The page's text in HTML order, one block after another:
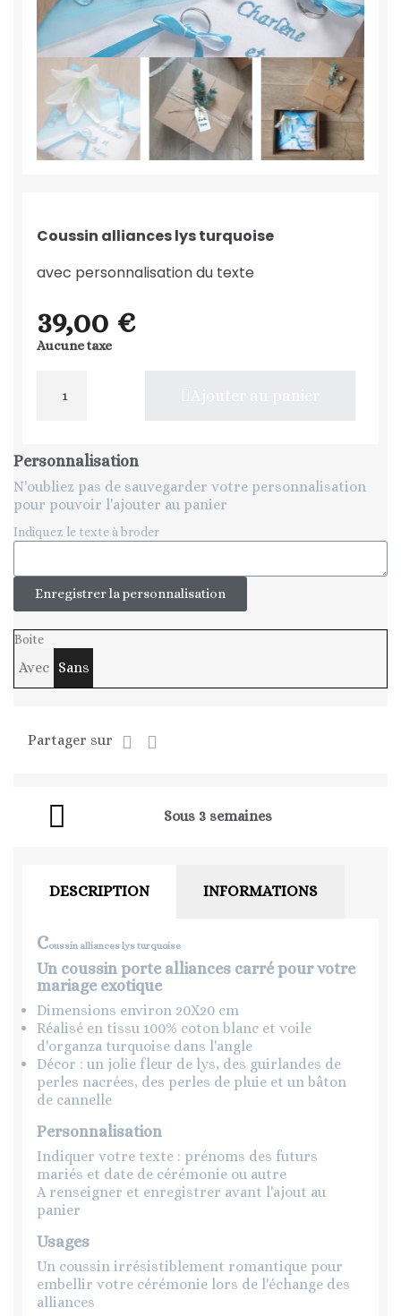
Coussin alliances lys turquoise
avec personnalisation du texte
39,00 €
Aucune taxe
Personnalisation
N'oubliez pas de sauvegarder votre personnalisation
pour pouvoir l'ajouter au panier
Indiquez le texte à broder
Enregistrer la personnalisation
Boite
Avec Sans
Partager sur
Sous 3 semaines
DESCRIPTION INFORMATIONS
Coussin alliances lys turquoise
Un coussin porte alliances carré pour votre
mariage exotique
Dimensions environ 20X20 cm
Réalisé en tissu 100% coton blanc et voile
d'organza turquoise dans l'angle
Décor : un jolie fleur de lys, des guirlandes de
perles nacrées, des perles de pluie et un bâton
de cannelle
Personnalisation
Indiquer votre texte : prénoms des futurs
mariés et date de cérémonie ou autre
A renseigner et enregistrer avant l'ajout au
panier
Usages
Un coussin irrésistiblement romantique pour
embellir votre cérémonie lors de l'échange des
alliances